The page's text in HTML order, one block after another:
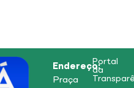
Endereço:
Praça
Portal
da